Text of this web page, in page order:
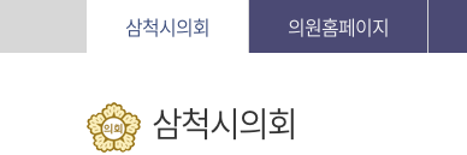
삼척시의회 의원홈페이지
삼척시의회